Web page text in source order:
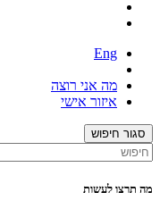
Eng
מה אני רוצה
איזור אישי
סגור חיפוש
מה תרצו לעשות